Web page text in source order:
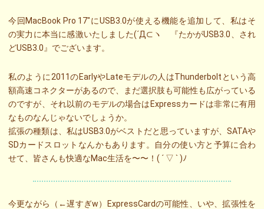
今回MacBook Pro 17″にUSB3.0が使える機能を追加して、私はそ
の実力に本当に感激いたしました(´Д⊂ヽ 『たかがUSB3.0、され
どUSB3.0』でございます。
私のように2011のEarlyやLateモデルの人はThunderboltという高
額高速コネクターがあるので、まだ選択肢も可能性も広がっている
のですが、それ以前のモデルの場合はExpressカードは非常に有用
なものなんじゃないでしょうか。
拡張の種類は、私はUSB3.0がベストだと思っていますが、SATAや
SDカードスロットなんかもあります。自分の使い方と予算に合わ
せて、皆さんも快適なMac生活を〜〜！( ´ ▽ ` )ﾉ
今更ながら（←遅すぎw）ExpressCardの可能性、いや、拡張性を